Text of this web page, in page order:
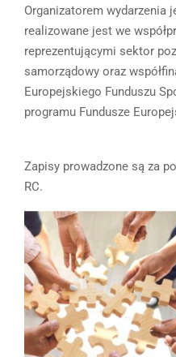
Organizatorem wydarzenia
realizowane jest we
reprezentującymi sektor
samorządowy oraz
Europejskiego Funduszu
programu Fundusze
Zapisy prowadzone są za
RC.